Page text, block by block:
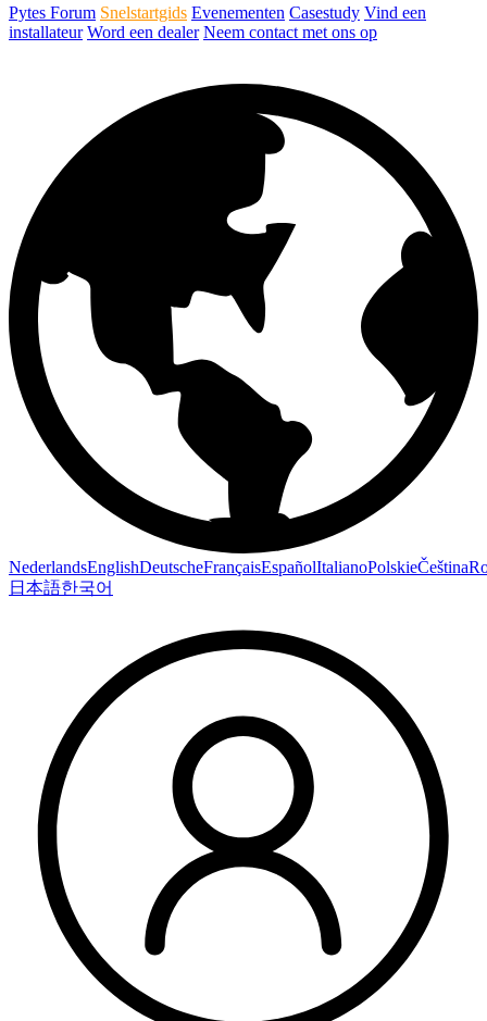
Pytes Forum Snelstartgids Evenementen Casestudy Vind een
installateur Word een dealer Neem contact met ons op
NederlandsEnglishDeutscheFrançaisEspañolItalianoPolskieČeština
日本語한국어